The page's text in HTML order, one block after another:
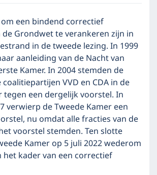
een bindend correctief
Grondwet te verankeren zijn in
in de tweede lezing. In 1999
aanleiding van de Nacht van
Kamer. In 2004 stemden de
VVD en CDA in de
tegen een dergelijk voorstel. In
verwierp de Tweede Kamer een
nu omdat alle fracties van de
voorstel stemden. Ten slotte
Kamer op 5 juli 2022 wederom
het kader van een correctief